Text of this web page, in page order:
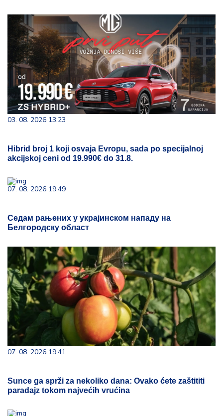
03. 08. 2026 13:23
Hibrid broj 1 koji osvaja Evropu, sada po specijalnoj
akcijskoj ceni od 19.990€ do 31.8.
07. 08. 2026 19:49
Седам рањених у украјинском нападу на
Белгородску област
07. 08. 2026 19:41
Sunce ga sprži za nekoliko dana: Ovako ćete zaštititi
paradajz tokom najvećih vrućina